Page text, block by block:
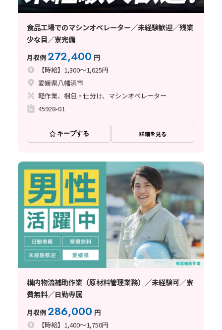
食品工場でのマシンオペレーター／未経験歓迎／残業
少な目／寮完備
月収例272,400 円
【時給】1,300～1,625円
愛媛県八幡浜市
軽作業、梱包・仕分け、マシンオペレーター
45928-01
キープする 詳細を見る
構内物流補助作業（原材料管理業務）／未経験可／寮
費無料／日勤専属
月収例286,000 円
【時給】1,400～1,750円